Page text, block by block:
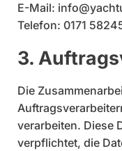
E-Mail:
Telefon: 0171
3.
Die
verarbeiten. Diese
verpflichtet, die